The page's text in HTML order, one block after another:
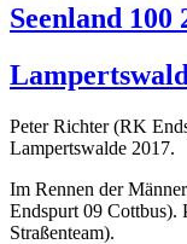
Seenland 100
Peter Richter (RK
Lampertswalde 2017.
Im Rennen der
Endspurt 09 Cottbus).
Straßenteam).